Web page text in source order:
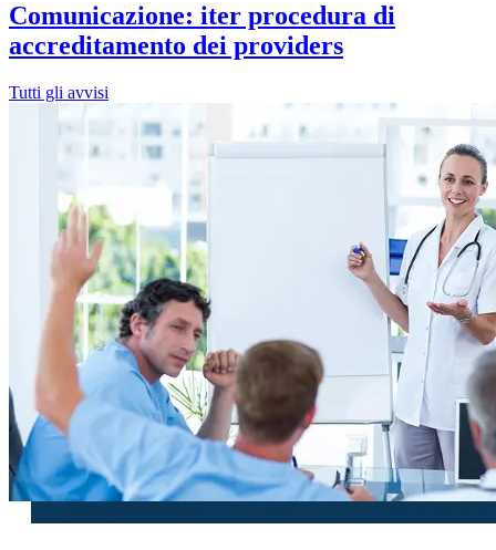
Comunicazione: iter procedura di
accreditamento dei providers
Tutti gli avvisi